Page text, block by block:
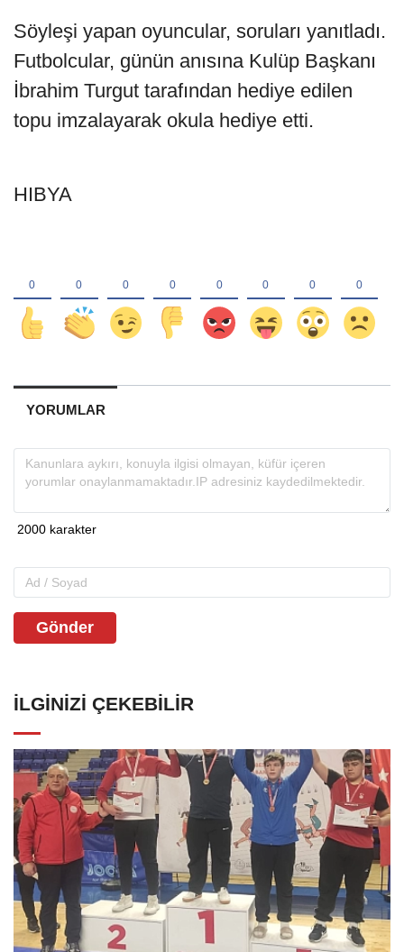
Söyleşi yapan oyuncular, soruları yanıtladı.
Futbolcular, günün anısına Kulüp Başkanı
İbrahim Turgut tarafından hediye edilen
topu imzalayarak okula hediye etti.
HIBYA
YORUMLAR
Gönder
İLGINIZI ÇEKEBILIR